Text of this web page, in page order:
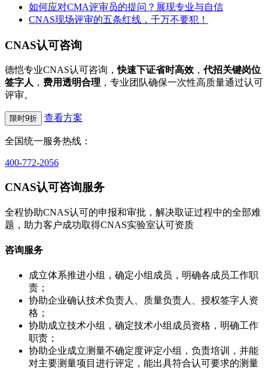
如何应对CMA评审员的提问？展现专业与自信
CNAS现场评审的五条红线，千万不要犯！
CNAS认可咨询
德恺专业CNAS认可咨询，快速下证省时高效 ，代招关键岗位
签字人 ， 费用透明合理 ，专业团队确保一次性高质量通过认可
评审。
限时9折 查看方案
全国统一服务热线：
400-772-2056
CNAS认可咨询服务
全程协助CNAS认可的申报和审批，解决取证过程中的全部难
题，助力客户成功取得CNAS实验室认可资质
咨询服务
成立体系推进小组，确定小组成员，明确各成员工作职
责；
协助企业确认技术负责人、质量负责人、授权签字人资
格；
协助成立技术小组，确定技术小组成员资格，明确工作
职责；
协助企业成立测量不确定度评定小组，负责培训，并能
对主要测量项目进行评定，能出具符合认可要求的测量